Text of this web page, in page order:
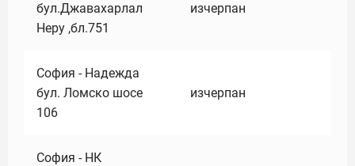
бул.Джавахарлал
Неру ,бл.751
изчерпан
София - Надежда
бул. Ломско шосе
106
изчерпан
София - НК